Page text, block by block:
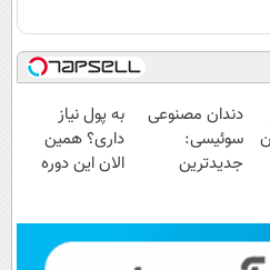
دندان مصنوعی
سوئیسی:
جدیدترین
پرداخت قسطی
به پول نیاز
داری؟ همین
الان این دوره